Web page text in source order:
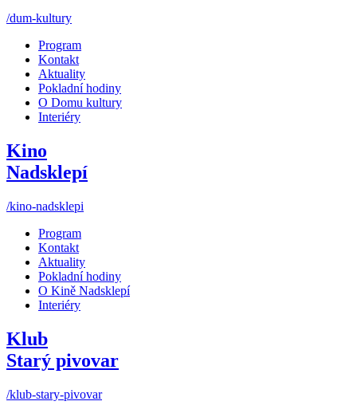
/dum-kultury
Program
Kontakt
Aktuality
Pokladní hodiny
O Domu kultury
Interiéry
Kino
Nadsklepí
/kino-nadsklepi
Program
Kontakt
Aktuality
Pokladní hodiny
O Kině Nadsklepí
Interiéry
Klub
Starý pivovar
/klub-stary-pivovar